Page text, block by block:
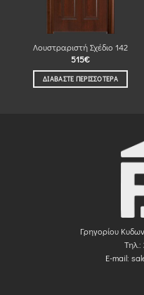
Λουστραριστή Σχέδιο 142
515€
ΔΙΑΒΆΣΤΕ ΠΕΡΙΣΣΌΤΕΡΑ
Γρηγορίου
Τηλ.:
E-mail: